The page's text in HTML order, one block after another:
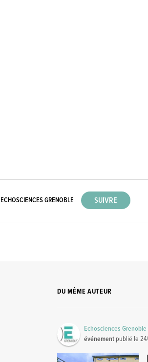
ECHOSCIENCES GRENOBLE
DU MÊME AUTEUR
Echosciences Grenoble
événement publié le